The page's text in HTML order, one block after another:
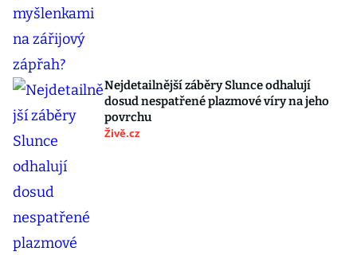
Nejdetailnější záběry Slunce odhalují
dosud nespatřené plazmové víry na jeho
povrchu
Živě.cz